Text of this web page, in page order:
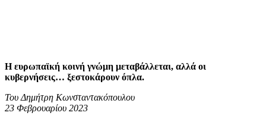
Η ευρωπαϊκή κοινή γνώμη μεταβάλλεται, αλλά οι
κυβερνήσεις… ξεστοκάρουν όπλα.
Του Δημήτρη Κωνσταντακόπουλου
23 Φεβρουαρίου 2023